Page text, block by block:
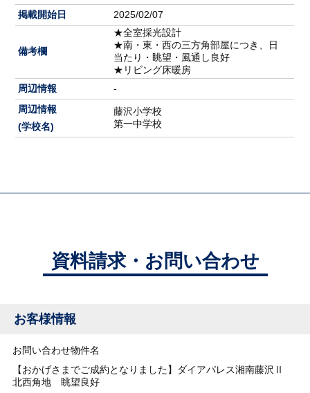
掲載開始日
2025/02/07
備考欄
★全室採光設計
★南・東・西の三方角部屋につき、日
当たり・眺望・風通し良好
★リビング床暖房
周辺情報
-
周辺情報
(学校名)
藤沢小学校
第一中学校
資料請求・お問い合わせ
お客様情報
お問い合わせ物件名
【おかげさまでご成約となりました】ダイアパレス湘南藤沢Ⅱ
北西角地 眺望良好